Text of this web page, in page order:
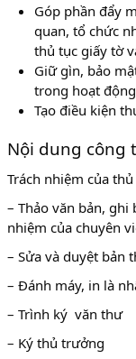
Góp phần đẩy
quan, tổ chức
thủ tục giấy tờ
Giữ gìn, bảo
trong hoạt
Tạo điều kiện
Nội dung công
Trách nhiệm của
– Thảo văn bản, ghi
nhiệm của chuyên
– Sửa và duyệt bản
– Đánh máy, in là
– Trình ký văn thư
– Ký thủ trưởng